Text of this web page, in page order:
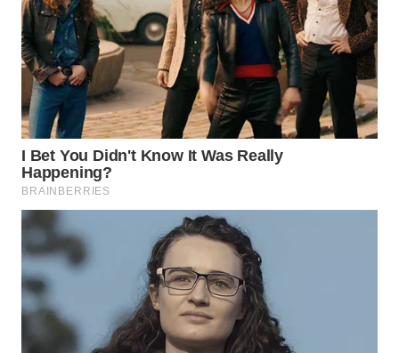
WAHANA
KONSUMEN
WAHANA
LISTRIK
WAHANA
TRAVEL
TV
WAHANANEWS
WAHANANEWS